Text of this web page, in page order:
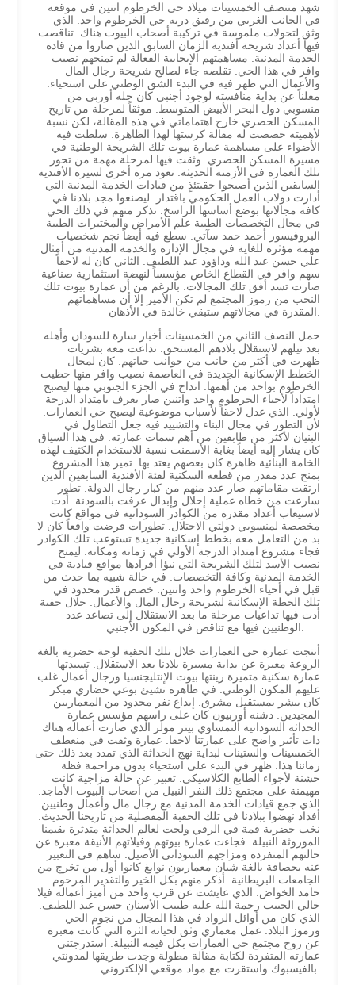
شهد منتصف الخمسينات ميلاد حي الخرطوم اتنين في موقعه
في الجانب الغربي من رفيق دربه حي الخرطوم واحد. الذي
وثق لتحولات ملموسة في تركيبة أصحاب البيوت هناك. تناقصت
فيها أعداد شريحة أفندية الزمان السابق الذين صاروا من قادة
الخدمة المدنية. مساهمتهم الإيجابية الفعالة لم تمنحهم نصيب
وافر في هذا الحي. تقلصه جاء لصالح شريحة رجال المال
والأعمال التي ظهر فيه في البدء الشق الوطني على استحياء.
معلناً عن بداية منافسته لوجود أجنبي كان جله أوربي من
منسوبي دول البحر الأبيض المتوسط. موثقاً لمرحلة من تاريخ
المسكن الحضري خارج اهتماماتي في هذه المقالة، لكن نسبة
لأهميته خصصت له مقالة كرستها لهذا الظاهرة. سلطت فيه
الأضواء على مساهمة عمارة بيوت تلك الشريحة الوطنية في
مسيرة المسكن الحضري. وثقت فيها لمرحلة مهمة من تحور
تلك العمارة في الأزمنة الحديثة. نعود مرة أخري لسيرة الأفندية
السابقين الذين أصبحوا حقبتئذٍ من قيادات الخدمة المدنية التي
أدارت دولاب العمل الحكومي باقتدار. ليصنعوا مجد بلادنا في
كافة مجالاتها بوضع أساسها الراسخ. نذكر منهم في ذلك الحي
في مجال التخصصات الطبية علم الأمراض والمختبرات الطبية
البروفيسور أحمد حمد سآتي. سطع فيه أيضاً نجم شخصيات
مهمة مؤثرة للغاية في مجال الإدارة والخدمة المدنية من أمثال
علي حسن عبد الله وداؤود عبد اللطيف. الثاني كان له لاحقاً
سهم وافر في القطاع الخاص مؤسساً لنهضة استثمارية صناعية
صارت تسد أفق تلك المجالات. بالرغم من أن عمارة بيوت تلك
النخب من رموز المجتمع لم تكن الأمير إلا أن مساهماتهم
المقدرة في مجالاتهم ستبقي خالدة في الأذهان.
حمل النصف الثاني من الخمسينات أخبار سارة للسودان وأهله
بعد نيلهم لاستقلال بلادهم المستحق. تداعت معه بشريات
ظهرت في أكثر من جانب من جوانب حياتهم. كان لمجال
الخطط الإسكانية الجديدة في العاصمة نصيب وافر منها حظيت
الخرطوم بواحد من أهمها. انداح في الجزء الجنوبي منها ليصبح
امتداداً لأحياء الخرطوم واحد واتنين صار يعرف بامتداد الدرجة
لأولي. الذي عدل لاحقاً لأسباب موضوعية ليصبح حي العمارات.
لأن التطور في مجال البناء والتشييد فيه جعل التطاول في
البنيان لأكثر من طابقين من أهم سمات عمارته. في هذا السياق
كان يشار إليه أيضاً بغابة الأسمنت نسبة للاستخدام الكثيف لهذه
الخامة البنائية ظاهرة كان بعضهم يعتد بها. تميز هذا المشروع
بمنح عدد مقدر من قطعه السكنية لفئة الأفندية السابقين الذين
ارتقت مقاماتهم صار عدد منهم من كبار رجال الدولة. تطور
سارعت من خطاه عملية إحلال وإبدال عرفت بالسودنة. أدت
لاستيعاب أعداد مقدرة من الكوادر السودانية في مواقع كانت
مخصصة لمنسوبي دولتي الاحتلال. تطورات فرضت واقعاً كان لا
بد من التعامل معه بخطط إسكانية جديدة تستوعب تلك الكوادر.
فجاء مشروع امتداد الدرجة الأولي في زمانه ومكانه. ليمنح
نصيب الأسد لتلك الشريحة التي نبؤا أفرادها مواقع قيادية في
الخدمة المدنية وكافة التخصصات. في حالة شبيه بما حدث من
قبل في أحياء الخرطوم واحد واتنين. خصص قدر محدود في
تلك الخطة الإسكانية لشريحة رجال المال والأعمال. خلال حقبة
أدت فيها تداعيات مرحلة ما بعد الاستقلال إلى تصاعد عدد
الوطنيين فيها مع تناقص في المكون الأجنبي.
أنتجت عمارة حي العمارات خلال تلك الحقبة لوحة حضرية بالغة
الروعة معبرة عن بداية مسيرة بلادنا بعد الاستقلال. تسيدتها
عمارة سكنية متميزة زينتها بيوت الإنتليجنسيا ورجال أعمال غلب
عليهم المكون الوطني. في ظاهرة تشيئ بوعي حضاري مبكر
كان يبشر بمستقبل مشرق. إبداع نفر محدود من المعماريين
المجيدين. دشنه أوربيون كان على راسهم مؤسس عمارة
الحداثة السودانية النمساوي بيتر مولر الذي صارت أعماله هناك
ذات تأثير واضح على عمارتنا لاحقا. عمارة وثقت في منعطف
الخمسينات والستينات لبداية نهج الحداثة الذي تمدد بعد ذلك حتى
زماننا هذا. ظهر في البدء على استحياء بدون مزاحمة فظة
خشنة لأجواء الطابع الكلاسيكي. تعبير عن حالة مزاجية كانت
مهيمنة على مجتمع ذلك النفر النبيل من أصحاب البيوت الأماجد.
الذي جمع قيادات الخدمة المدنية مع رجال مال وأعمال وطنيين
أفذاذ نهضوا ببلادنا في تلك الحقبة المفصلية من تاريخنا الحديث.
نخب حضرية قمة في الرقي ولجت لعالم الحداثة متدثرة بقيمنا
الموروثة النبيلة. فجاءت عمارة بيوتهم وفيلاتهم الأنيقة معبرة عن
حالتهم المتفردة ومزاجهم السوداني الأصيل. ساهم في التعبير
عنه بحصافة بالغة شبان معماريون نوابغ كانوا أول من تخرج من
الجامعات البريطانية. أذكر منهم بكل الخير والتقدير المرحوم
حامد الخواض. الذي عايشت عن قرب واحد من أميز أعماله فيلا
خالي الحبيب رحمة الله عليه طبيب الأسنان حسن عبد اللطيف.
الذي كان من أوائل الرواد في هذا المجال من نجوم الحي
ورموز البلاد. عمل معماري وثق لحياته الثرة التي كانت معبرة
عن روح مجتمع حي العمارات بكل قيمه النبيلة. استدرجتني
عمارته المتفردة لكتابة مقالة مطولة وجدت طريقها لمدونتي
بالفيسبوك واستقرت مع مواد موقعي الإلكتروني.